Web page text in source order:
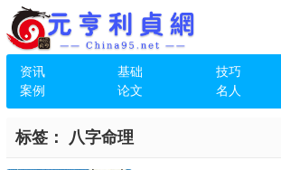
资讯 基础 技巧
案例
论文 名人
标签： 八字命理